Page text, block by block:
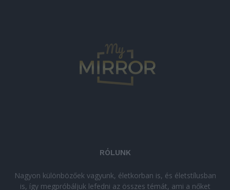
RÓLUNK
Nagyon különbözőek vagyunk, életkorban is, és életstílusban
is, így megpróbáljuk lefedni az összes témát, ami a nőket